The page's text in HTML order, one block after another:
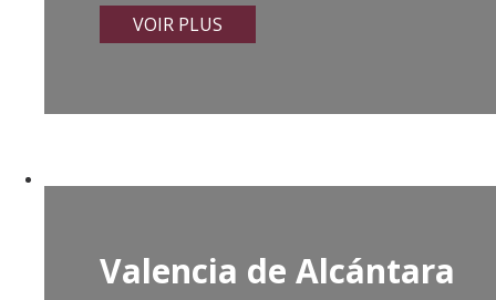
VOIR PLUS
Valencia de Alcántara